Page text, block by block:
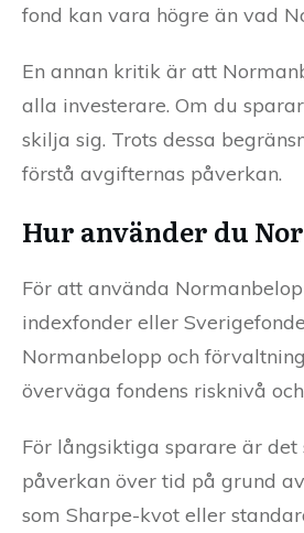
fond kan vara högre än vad
En annan kritik är att
alla investerare. Om du
skilja sig. Trots dessa
förstå avgifternas påverkan.
Hur använder du
För att använda
indexfonder eller
Normanbelopp och
överväga fondens risknivå
För långsiktiga sparare är
påverkan över tid på grund
som Sharpe-kvot eller